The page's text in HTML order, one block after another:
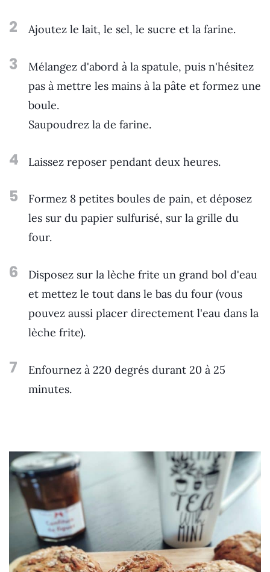
2 Ajoutez le lait, le sel, le sucre et la farine.
3
Mélangez d'abord à la spatule, puis n'hésitez
pas à mettre les mains à la pâte et formez une
boule.
Saupoudrez la de farine.
4 Laissez reposer pendant deux heures.
5
Formez 8 petites boules de pain, et déposez
les sur du papier sulfurisé, sur la grille du
four.
6
Disposez sur la lèche frite un grand bol d'eau
et mettez le tout dans le bas du four (vous
pouvez aussi placer directement l'eau dans la
lèche frite).
7
Enfournez à 220 degrés durant 20 à 25
minutes.